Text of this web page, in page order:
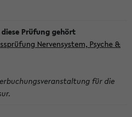
Nervensystem, Psyche &
für die